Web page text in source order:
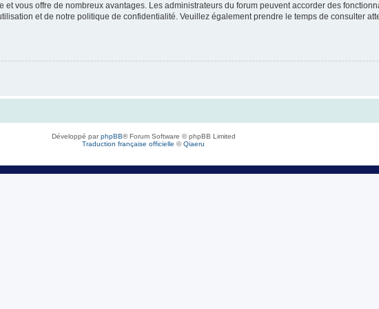
et vous offre de nombreux avantages. Les administrateurs du forum peuvent accorder des
et de notre politique de confidentialité. Veuillez également prendre le temps de consulter
Développé parphpBB® Forum Software © phpBB Limited
Traduction française officielle ©Qiaeru